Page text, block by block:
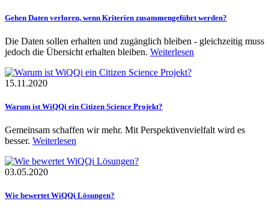
Gehen Daten verloren, wenn Kriterien zusammengeführt werden?
Die Daten sollen erhalten und zugänglich bleiben - gleichzeitig muss
jedoch die Übersicht erhalten bleiben. Weiterlesen
15.11.2020
Warum ist WiQQi ein Citizen Science Projekt?
Gemeinsam schaffen wir mehr. Mit Perspektivenvielfalt wird es
besser. Weiterlesen
03.05.2020
Wie bewertet WiQQi Lösungen?